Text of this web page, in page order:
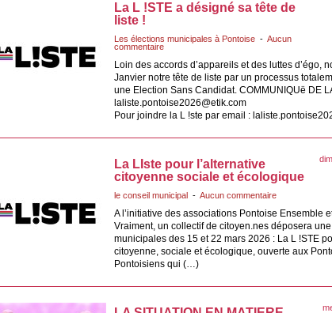
La L !STE a désigné sa tête de
liste !
Les élections municipales à Pontoise - Aucun
commentaire
Loin des accords d’appareils et des luttes d’égo,
Janvier notre tête de liste par un processus
une Election Sans Candidat. COMMUNIQUë DE
laliste.pontoise2026@etik.com
Pour joindre la L !ste par email :
La LIste pour l’alternative
citoyenne sociale et écologique
le conseil municipal - Aucun commentaire
A l’initiative des associations Pontoise Ensemble
Vraiment, un collectif de citoyen.nes déposera
municipales des 15 et 22 mars 2026 : La L !STE
citoyenne, sociale et écologique, ouverte aux
Pontoisiens qui (…)